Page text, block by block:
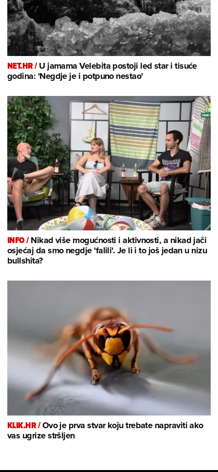
NET.HR /U jamama Velebita postoji led star i tisuće
godina: 'Negdje je i potpuno nestao'
INFO /Nikad više mogućnosti i aktivnosti, a nikad jači
osjećaj da smo negdje 'falili'. Je li i to još jedan u nizu
bullshita?
KLIK.HR /Ovo je prva stvar koju trebate napraviti ako
vas ugrize stršljen